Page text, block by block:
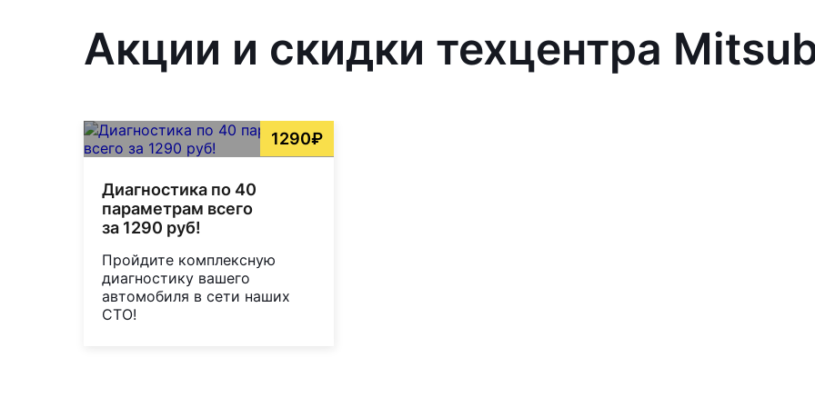
Акции и скидки техцентра
1290₽
Диагностика по 40
параметрам всего
за 1290 руб!
Пройдите комплексную
диагностику вашего
автомобиля в сети наших
СТО!